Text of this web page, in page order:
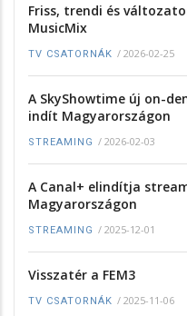
Friss, trendi és
MusicMix
TV CSATORNÁK / 2026-02-25
A SkyShowtime új on-
indít Magyarországon
STREAMING / 2026-02-03
A Canal+ elindítja
Magyarországon
STREAMING / 2025-12-01
Visszatér a FEM3
TV CSATORNÁK / 2025-11-06